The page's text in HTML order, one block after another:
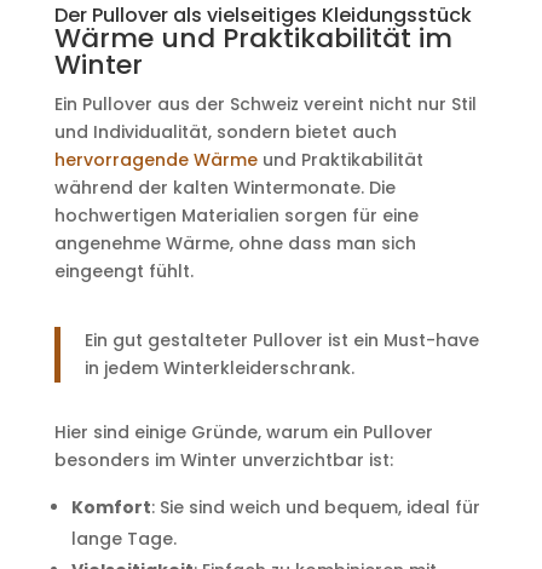
Der Pullover als vielseitiges Kleidungsstück
Wärme und Praktikabilität im
Winter
Ein Pullover aus der Schweiz vereint nicht nur Stil
und Individualität, sondern bietet auch
hervorragende Wärmeund Praktikabilität
während der kalten Wintermonate. Die
hochwertigen Materialien sorgen für eine
angenehme Wärme, ohne dass man sich
eingeengt fühlt.
Ein gut gestalteter Pullover ist ein Must-have
in jedem Winterkleiderschrank.
Hier sind einige Gründe, warum ein Pullover
besonders im Winter unverzichtbar ist:
Komfort: Sie sind weich und bequem, ideal für
lange Tage.